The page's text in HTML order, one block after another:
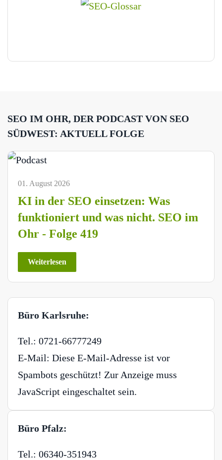
SEO IM OHR, DER PODCAST VON SEO
SÜDWEST: AKTUELL FOLGE
01. August 2026
KI in der SEO einsetzen: Was
funktioniert und was nicht. SEO im
Ohr - Folge 419
Weiterlesen
Büro Karlsruhe:
Tel.: 0721-66777249
E-Mail: Diese E-Mail-Adresse ist vor
Spambots geschützt! Zur Anzeige muss
JavaScript eingeschaltet sein.
Büro Pfalz:
Tel.: 06340-351943